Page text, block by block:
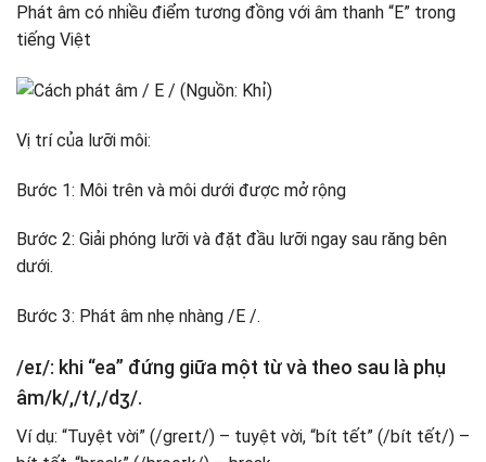
Phát âm có nhiều điểm tương đồng với âm thanh “E” trong
tiếng Việt
Vị trí của lưỡi môi:
Bước 1: Môi trên và môi dưới được mở rộng
Bước 2: Giải phóng lưỡi và đặt đầu lưỡi ngay sau răng bên
dưới.
Bước 3: Phát âm nhẹ nhàng /E /.
/eɪ/: khi “ea” đứng giữa một từ và theo sau là phụ
âm/k/,/t/,/dʒ/.
Ví dụ: “Tuyệt vời” (/ɡreɪt/) – tuyệt vời, “bít tết” (/bít tết/) –